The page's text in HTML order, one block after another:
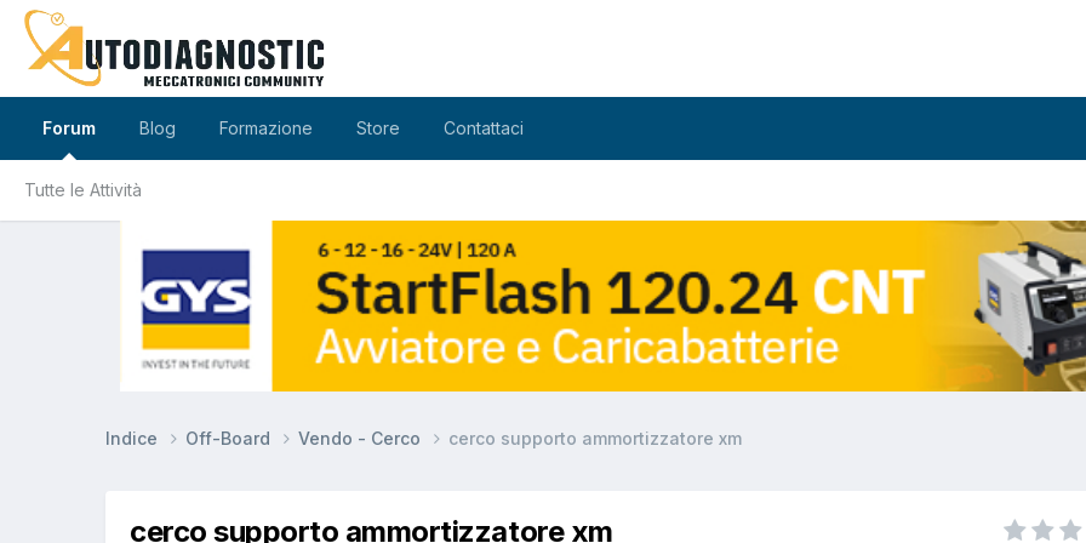
Forum
Tutte le Attività
Blog Formazione Store Contattaci
Indice Off-Board Vendo - Cerco cerco supporto ammortizzatore xm
cerco supporto ammortizzatore xm